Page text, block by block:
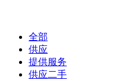
全部
供应
提供服务
供应二手